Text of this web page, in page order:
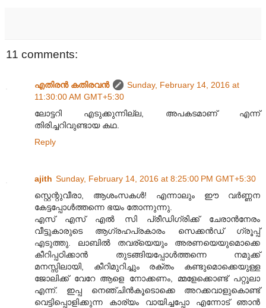
11 comments:
എതിരന്‍ കതിരവന്‍
Sunday, February 14, 2016 at
11:30:00 AM GMT+5:30
ലോട്ടറി എടുക്കുന്നില്ല, അപകടമാണ് എന്ന്
തിരിച്ചറിവുണ്ടായ കഥ.
Reply
ajith Sunday, February 14, 2016 at 8:25:00 PM GMT+5:30
സ്റ്റെന്റുവീരാ, ആശംസകൾ! എന്നാലും ഈ വർണ്ണന
കേട്ടപ്പോൾത്തന്നെ ഭയം തോന്നുന്നു.
എസ് എസ് എൽ സി പ്രീഡിഗ്രിക്ക് ചേരാൻനേരം
വീട്ടുകാരുടെ ആഗ്രഹപ്രകാരം സെക്കൻഡ് ഗ്രൂപ്പ്
എടുത്തു. ലാബിൽ തവര്യെയും അരണയെയുമൊക്കെ
കീറിപ്പഠിക്കാൻ തുടങ്ങിയപ്പോൾത്തന്നെ നമുക്ക്
മനസ്സിലായി, കീറിമുറിച്ചും രക്തം കണ്ടുമൊക്കെയുള്ള
ജോലിക്ക് വേറേ ആളെ നോക്കണം, മ്മളേക്കൊണ്ട് പറ്റൂലാ
എന്ന്. ഇപ്പ നെഞ്ചിൻകൂടൊക്കെ അറക്കവാളുകൊണ്ട്
വെട്ടിപ്പൊളിക്കുന്ന കാര്യം വായിച്ചപ്പോ എന്നോട് ഞാൻ